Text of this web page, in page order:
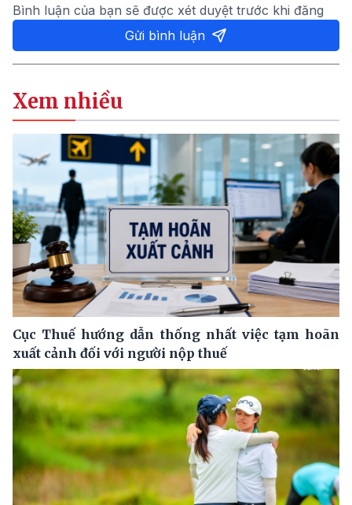
Bình luận của bạn sẽ được xét duyệt trước khi đăng
Gửi bình luận
Xem nhiều
Cục Thuế hướng dẫn thống nhất việc tạm hoãn
xuất cảnh đối với người nộp thuế